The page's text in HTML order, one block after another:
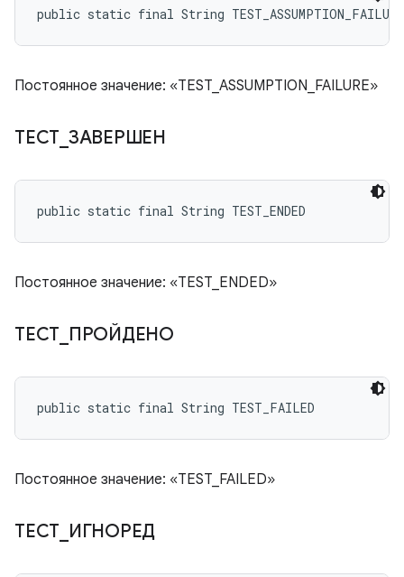
public static final String TEST_ASSUMPTION_FAILURE
Постоянное значение: «TEST_ASSUMPTION_FAILURE»
ТЕСТ ЗАВЕРШЕН
public static final String TEST_ENDED
Постоянное значение: «TEST_ENDED»
ТЕСТ ПРОЙДЕНО
public static final String TEST_FAILED
Постоянное значение: «TEST_FAILED»
ТЕСТ ИГНОРЕД